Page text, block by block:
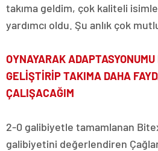
takıma geldim, çok kaliteli
yardımcı oldu. Şu anlık çok
OYNAYARAK
GELİŞTİRİP TAKIMA DAHA
ÇALIŞACAĞIM
2-0 galibiyetle tamamlanan
galibiyetini değerlendiren